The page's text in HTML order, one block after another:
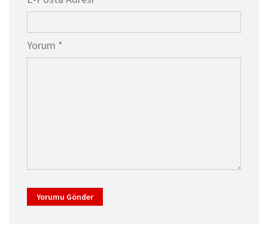
Yorum *
Yorumu Gönder